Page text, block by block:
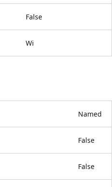
False
Wi
Named
False
False